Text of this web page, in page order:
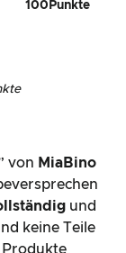
100 Punkte
von MiaBino
und
keine Teile
Produkte